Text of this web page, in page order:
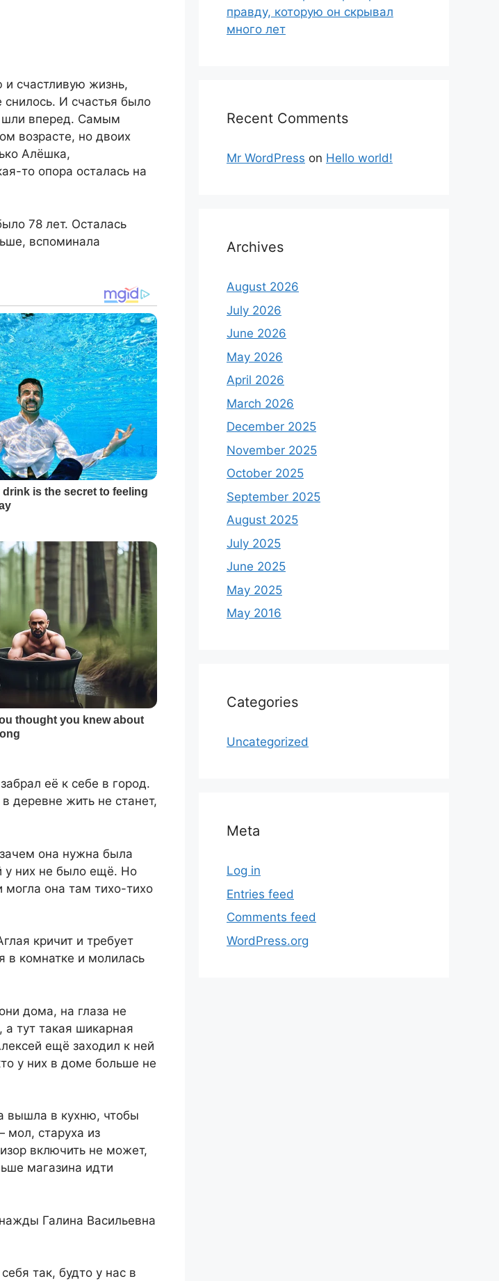
счастливую жизнь,
И счастья было
шли вперед. Самым
возрасте, но двоих
Алёшка,
то опора осталась на
78 лет. Осталась
вспоминала
её к себе в город.
деревне жить не станет,
она нужна была
у них не было ещё. Но
могла она там тихо-тихо
кричит и требует
в комнатке и молилась
дома, на глаза не
а тут такая шикарная
ещё заходил к ней
у них в доме больше не
вышла в кухню, чтобы
мол, старуха из
включить не может,
магазина идти
Галина Васильевна
так, будто у нас в
правду, которую он скрывал
много лет
Recent Comments
Mr WordPress on Hello world!
Archives
August 2026
July 2026
June 2026
May 2026
April 2026
March 2026
December 2025
November 2025
October 2025
September 2025
August 2025
July 2025
June 2025
May 2025
May 2016
Categories
Uncategorized
Meta
Log in
Entries feed
Comments feed
WordPress.org